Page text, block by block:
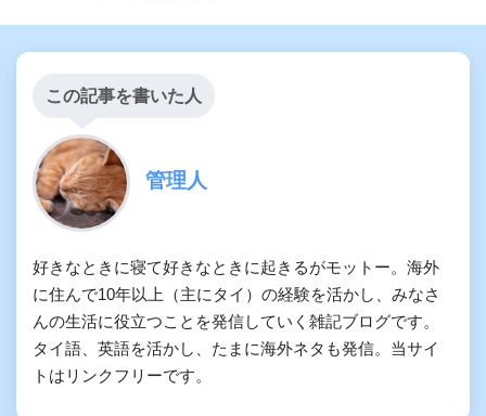
この記事を書いた人
管理人
好きなときに寝て好きなときに起きるがモットー。海外
に住んで10年以上（主にタイ）の経験を活かし、みなさ
んの生活に役立つことを発信していく雑記ブログです。
タイ語、英語を活かし、たまに海外ネタも発信。当サイ
トはリンクフリーです。